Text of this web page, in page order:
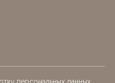
персональных данных